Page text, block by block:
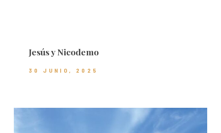
Jesús y Nicodemo
30 JUNIO, 2025